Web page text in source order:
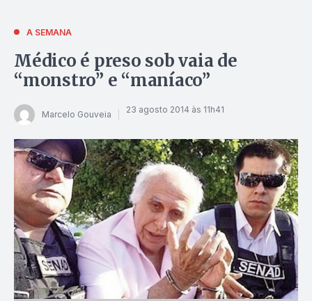
A SEMANA
Médico é preso sob vaia de
“monstro” e “maníaco”
Marcelo Gouveia 23 agosto 2014 às 11h41